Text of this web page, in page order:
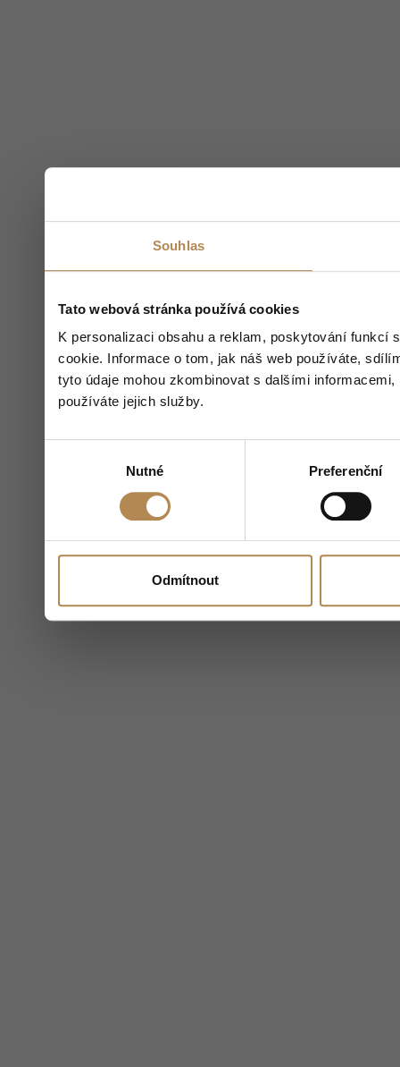
Souhlas
Tato webová stránka používá cookies
K personalizaci obsahu a reklam, poskytování
cookie. Informace o tom, jak náš web používáte,
tyto údaje mohou zkombinovat s dalšími
používáte jejich služby.
Nutné Preferenční
Odmítnout